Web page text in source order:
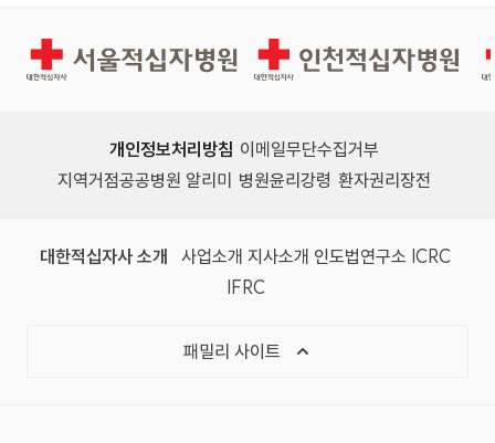
형을 받고 그 집행이 종료되거나 집행을 받지 아
완료된 날로부터 2년을 경과하지 아니한 자 - 금
고이상의 형의 선고유예를 받은 경우에 그 선고
법률에 의하여 자격이 상실 �
서울적십자병원 인천적십자병원
개인정보처리방침 이메일무단수집거부
지역거점공공병원 알리미
병원윤리강령 환자권리장전
대한적십자사 소개 사업소개 지사소개 인도법연구소 ICRC
IFRC
패밀리 사이트